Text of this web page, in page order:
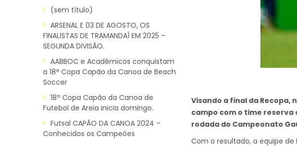
(sem título)
ARSENAL E 03 DE AGOSTO, OS
FINALISTAS DE TRAMANDAÍ EM 2025 –
SEGUNDA DIVISÃO.
AABBOC e Acadêmicos conquistam
a 18ª Copa Capão da Canoa de Beach
Soccer
18ª Copa Capão da Canoa de
Futebol de Areia inicia domingo.
Futsal CAPÃO DA CANOA 2024 –
Conhecidos os Campeões
Visando a final da
campo com o time reserva
rodada do Campeonato
Com o resultado, a equipe